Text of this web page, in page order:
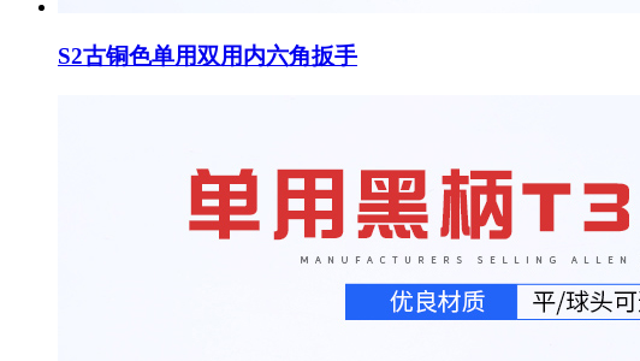
S2古铜色单用双用内六角扳手